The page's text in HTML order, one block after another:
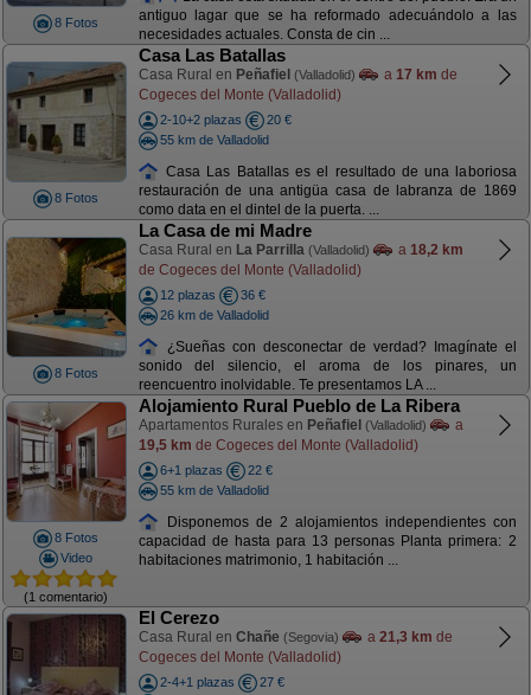
8 Fotos
antiguo lagar que se ha reformado adecuándolo a las
necesidades actuales. Consta de cin ...
8 Fotos
Casa Las Batallas
Casa Rural en Peñafiel (Valladolid) a 17 km de
Cogeces del Monte (Valladolid)
2-10+2 plazas
20 €
55 km de Valladolid
Casa Las Batallas es el resultado de una laboriosa
restauración de una antigüa casa de labranza de 1869
como data en el dintel de la puerta. ...
8 Fotos
La Casa de mi Madre
Casa Rural en La Parrilla (Valladolid) a 18,2 km
de Cogeces del Monte (Valladolid)
12 plazas
36 €
26 km de Valladolid
¿Sueñas con desconectar de verdad? Imagínate el
sonido del silencio, el aroma de los pinares, un
reencuentro inolvidable. Te presentamos LA ...
8 Fotos
Video
(1 comentario)
Alojamiento Rural Pueblo de La Ribera
Apartamentos Rurales en Peñafiel (Valladolid)
a
19,5 km de Cogeces del Monte (Valladolid)
6+1 plazas
22 €
55 km de Valladolid
Disponemos de 2 alojamientos independientes con
capacidad de hasta para 13 personas Planta primera: 2
habitaciones matrimonio, 1 habitación ...
El Cerezo
Casa Rural en Chañe (Segovia) a 21,3 km de
Cogeces del Monte (Valladolid)
2-4+1 plazas
27 €